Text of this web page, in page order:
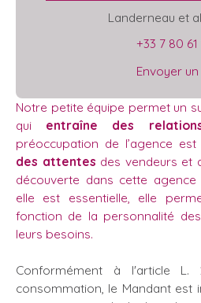
Landerneau et
+33 7 80 61
Envoyer
Notre petite équipe permet un
qui entraîne des
préoccupation de l’agence est
des attentes des vendeurs et
découverte dans cette
elle est essentielle, elle
fonction de la personnalité
leurs besoins.
Conformément à l'article
consommation, le Mandant est